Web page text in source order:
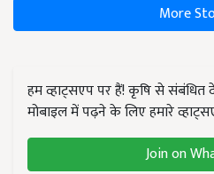
More
हम व्हाट्सएप पर हैं! कृषि से
मोबाइल में पढ़ने के लिए हमारे
Join on